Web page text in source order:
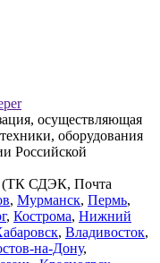
осуществляющая
оборудования
Российской
(ТК СДЭК, Почта
, Мурманск, Пермь,
, Кострома, Нижний
, Владивосток,
на-Дону,